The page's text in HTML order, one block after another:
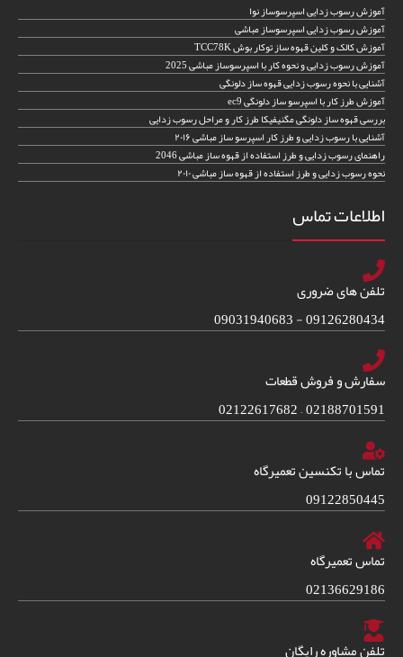
آموزش رسوب زدایی اسپرسوساز نوا
آموزش رسوب زدایی اسپرسوساز مباشی
آموزش کالک و کلین قهوه ساز توکار بوش TCC78K
آموزش رسوب زدایی و نحوه کار با اسپرسوساز مباشی 2025
آشنایی با نحوه رسوب زدایی قهوه ساز دلونگی
آموزش طرز کار با اسپرسو ساز دلونگی ec9
بررسی قهوه ساز دلونگی مگنیفیکا طرز کار و مراحل رسوب زدایی
آشنایی با رسوب زدایی و طرز کار اسپرسو ساز مباشی ۲۰۱۶
راهنمای رسوب زدایی و طرز استفاده از قهوه ساز مباشی 2046
نحوه رسوب زدایی و طرز استفاده از قهوه ساز مباشی ۲۰۱۰
اطلاعات تماس
تلفن های ضروری
09126280434 - 09031940683
سفارش و فروش قطعات
02188701591 – 02122617682
تماس با تکنسین تعمیرگاه
09122850445
تماس تعمیرگاه
02136629186
تلفن مشاوره رایگان